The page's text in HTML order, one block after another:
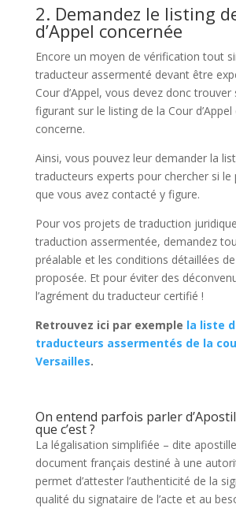
2. Demandez le listing
d’Appel concernée
Encore un moyen de vérification tout
traducteur assermenté devant être
Cour d’Appel, vous devez donc
figurant sur le listing de la Cour d’Appel
concerne.
Ainsi, vous pouvez leur demander la
traducteurs experts pour chercher si le
que vous avez contacté y figure.
Pour vos projets de traduction
traduction assermentée, demandez
préalable et les conditions détaillées
proposée. Et pour éviter des
l’agrément du traducteur certifié !
Retrouvez ici par exemple la liste
traducteurs assermentés de la
Versailles.
On entend parfois parler
que c’est ?
La légalisation simplifiée – dite apostille
document français destiné à une
permet d’attester l’authenticité de la
qualité du signataire de l’acte et au